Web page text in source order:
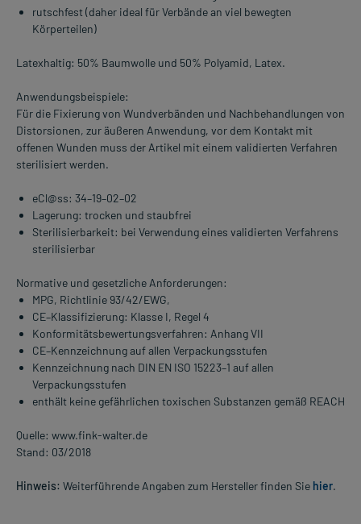
rutschfest (daher ideal für Verbände an viel bewegten
Körperteilen)
Latexhaltig: 50% Baumwolle und 50% Polyamid, Latex.
Anwendungsbeispiele:
Für die Fixierung von Wundverbänden und Nachbehandlungen von
Distorsionen, zur äußeren Anwendung, vor dem Kontakt mit
offenen Wunden muss der Artikel mit einem validierten Verfahren
sterilisiert werden.
eCl@ss: 34–19–02–02
Lagerung: trocken und staubfrei
Sterilisierbarkeit: bei Verwendung eines validierten Verfahrens
sterilisierbar
Normative und gesetzliche Anforderungen:
MPG, Richtlinie 93/42/EWG,
CE–Klassifizierung: Klasse I, Regel 4
Konformitätsbewertungsverfahren: Anhang VII
CE–Kennzeichnung auf allen Verpackungsstufen
Kennzeichnung nach DIN EN ISO 15223–1 auf allen
Verpackungsstufen
enthält keine gefährlichen toxischen Substanzen gemäß REACH
Quelle: www.fink-walter.de
Stand: 03/2018
Hinweis: Weiterführende Angaben zum Hersteller finden Sie hier.